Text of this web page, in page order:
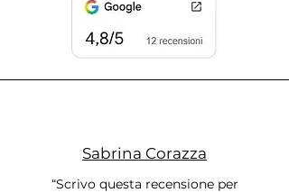
Sabrina Corazza
“Scrivo questa recensione per